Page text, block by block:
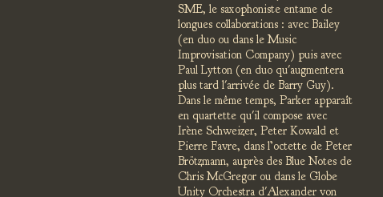
SME, le saxophoniste entame de
longues collaborations : avec Bailey
(en duo ou dans le Music
Improvisation Company) puis avec
Paul Lytton (en duo qu'augmentera
plus tard l'arrivée de Barry Guy).
Dans le même temps, Parker apparaît
en quartette qu'il compose avec
Irène Schweizer, Peter Kowald et
Pierre Favre, dans l’octette de Peter
Brötzmann, auprès des Blue Notes de
Chris McGregor ou dans le Globe
Unity Orchestra d'Alexander von